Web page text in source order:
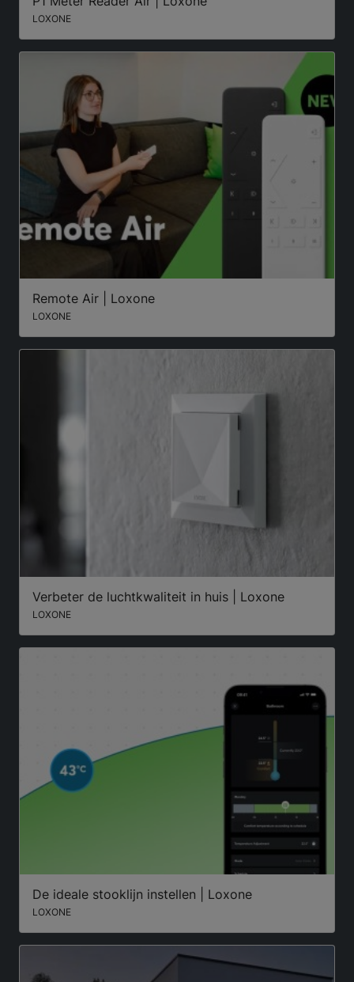
LOXONE
Remote Air | Loxone
LOXONE
Verbeter de luchtkwaliteit in huis | Loxone
LOXONE
De ideale stooklijn instellen | Loxone
LOXONE